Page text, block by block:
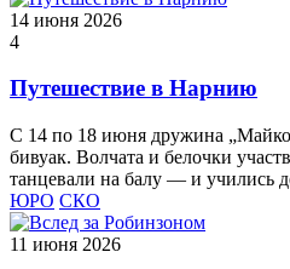
14 июня 2026
4
Путешествие в Нарнию
С 14 по 18 июня дружина
бивуак. Волчата и белочки
танцевали на балу — и учились
ЮРО СКО
11 июня 2026